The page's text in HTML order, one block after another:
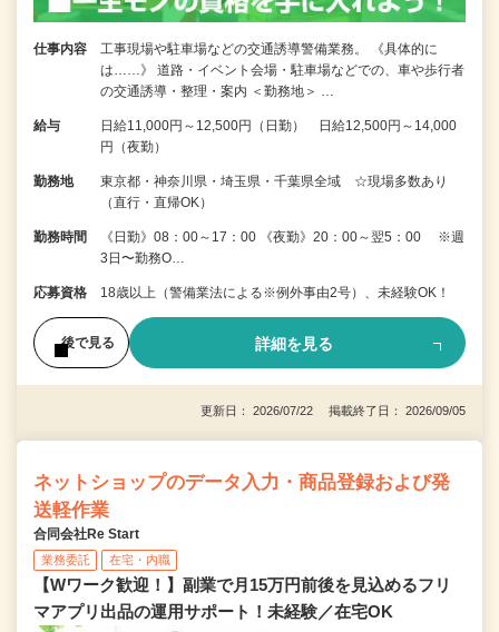
仕事内容
工事現場や駐車場などの交通誘導警備業務。 《具体的に
は……》 道路・イベント会場・駐車場などでの、車や歩行者
の交通誘導・整理・案内 ＜勤務地＞ …
給与
日給11,000円～12,500円（日勤） 日給12,500円～14,000
円（夜勤）
勤務地
東京都・神奈川県・埼玉県・千葉県全域 ☆現場多数あり
（直行・直帰OK）
勤務時間
《日勤》08：00～17：00 《夜勤》20：00～翌5：00 ※週
3日〜勤務O…
応募資格 18歳以上（警備業法による※例外事由2号）、未経験OK！
後で見る 詳細を見る
更新日： 2026/07/22 掲載終了日： 2026/09/05
ネットショップのデータ入力・商品登録および発
送軽作業
合同会社Re Start
業務委託 在宅・内職
【Wワーク歓迎！】副業で月15万円前後を見込めるフリ
マアプリ出品の運用サポート！未経験／在宅OK